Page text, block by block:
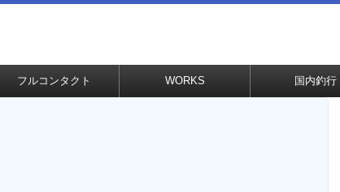
フルコンタクト WORKS 国内釣行